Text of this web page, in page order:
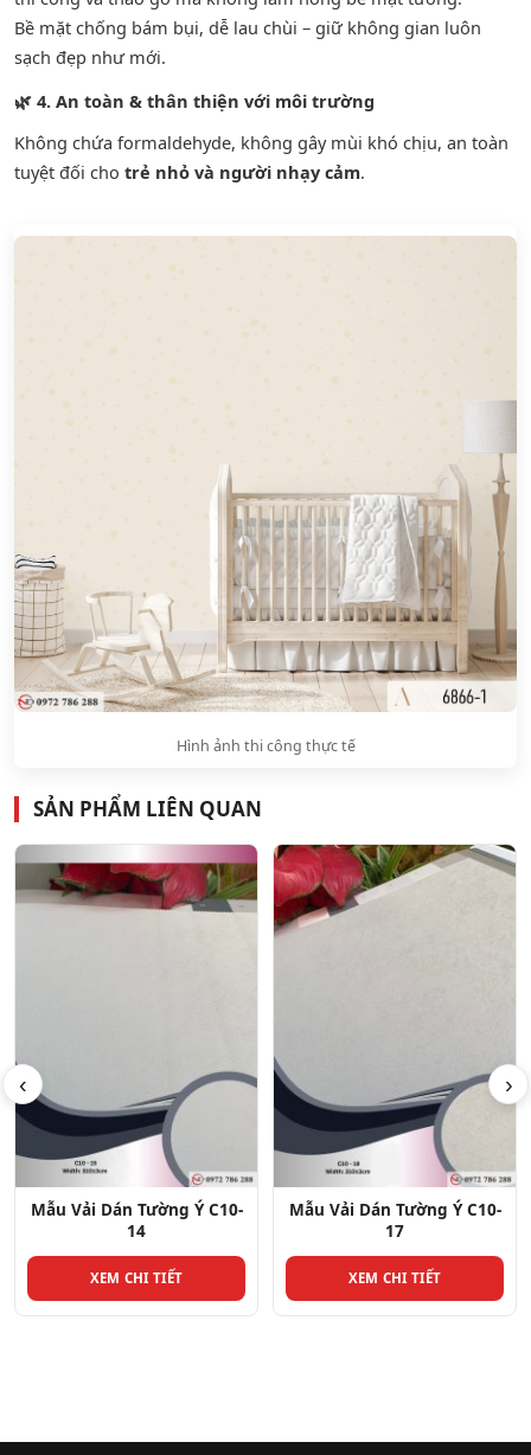
Bề mặt chống bám bụi, dễ lau chùi – giữ không gian luôn
sạch đẹp như mới.
🌿 4. An toàn & thân thiện với môi trường
Không chứa formaldehyde, không gây mùi khó chịu, an toàn
tuyệt đối cho trẻ nhỏ và người nhạy cảm.
Hình ảnh thi công thực tế
SẢN PHẨM LIÊN QUAN
‹
Ý C10-
Mẫu Vải Dán Tường Ý C10-
Mẫu Vải Dán
›